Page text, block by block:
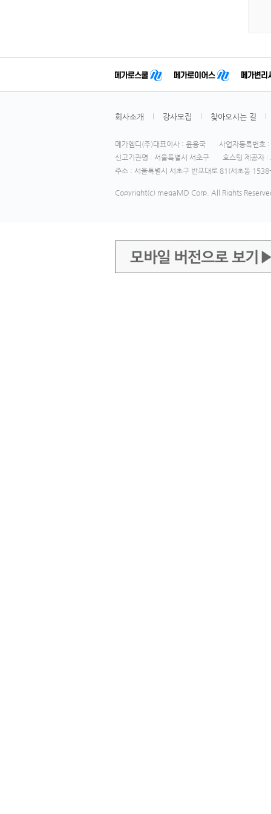
회사소개 강사모집 찾아오시는 길
메가엠디(주)대표이사 : 윤용국
사업자등록번
신고기관명 : 서울특별시 서초구
호스팅 제공자
주소 : 서울특별시 서초구 반포대로 81(서초동
Copyright(c) megaMD Corp. All Rights